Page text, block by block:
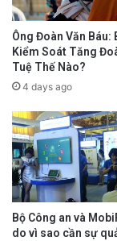
Ông Đoàn Văn Báu:
Kiểm Soát Tăng
Tuệ Thế Nào?
4 days ago
Bộ Công an và
do vì sao cần sự